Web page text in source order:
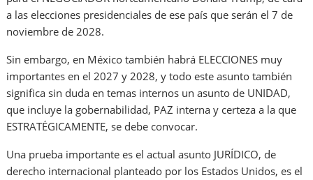
a las elecciones presidenciales de ese país que serán el 7 de
noviembre de 2028.
Sin embargo, en México también habrá ELECCIONES muy
importantes en el 2027 y 2028, y todo este asunto también
significa sin duda en temas internos un asunto de UNIDAD,
que incluye la gobernabilidad, PAZ interna y certeza a la que
ESTRATÉGICAMENTE, se debe convocar.
Una prueba importante es el actual asunto JURÍDICO, de
derecho internacional planteado por los Estados Unidos, es el